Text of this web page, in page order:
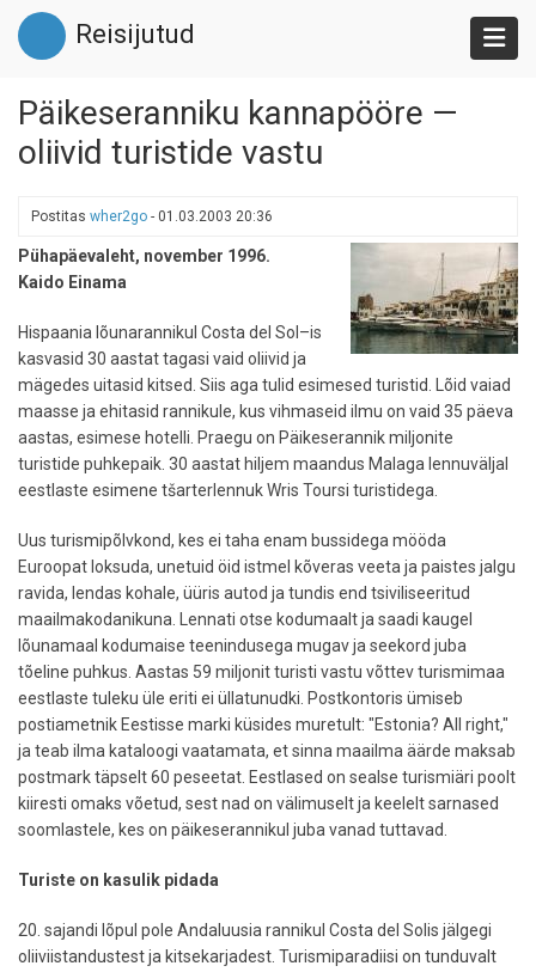
Liigu
edasi
põhisisu
Reisijutud
Päikeseranniku kannapööre —
oliivid turistide vastu
Postitas wher2go - 01.03.2003 20:36
Pühapäevaleht, november 1996.
Kaido Einama
Hispaania lõunarannikul Costa del Sol–is
kasvasid 30 aastat tagasi vaid oliivid ja
mägedes uitasid kitsed. Siis aga tulid esimesed turistid. Lõid vaiad
maasse ja ehitasid rannikule, kus vihmaseid ilmu on vaid 35 päeva
aastas, esimese hotelli. Praegu on Päikeserannik miljonite
turistide puhkepaik. 30 aastat hiljem maandus Malaga lennuväljal
eestlaste esimene tšarterlennuk Wris Toursi turistidega.
Uus turismipõlvkond, kes ei taha enam bussidega mööda
Euroopat loksuda, unetuid öid istmel kõveras veeta ja paistes jalgu
ravida, lendas kohale, üüris autod ja tundis end tsiviliseeritud
maailmakodanikuna. Lennati otse kodumaalt ja saadi kaugel
lõunamaal kodumaise teenindusega mugav ja seekord juba
tõeline puhkus. Aastas 59 miljonit turisti vastu võttev turismimaa
eestlaste tuleku üle eriti ei üllatunudki. Postkontoris ümiseb
postiametnik Eestisse marki küsides muretult: "Estonia? All right,"
ja teab ilma kataloogi vaatamata, et sinna maailma äärde maksab
postmark täpselt 60 peseetat. Eestlased on sealse turismiäri poolt
kiiresti omaks võetud, sest nad on välimuselt ja keelelt sarnased
soomlastele, kes on päikeserannikul juba vanad tuttavad.
Turiste on kasulik pidada
20. sajandi lõpul pole Andaluusia rannikul Costa del Solis jälgegi
oliiviistandustest ja kitsekarjadest. Turismiparadiisi on tunduvalt